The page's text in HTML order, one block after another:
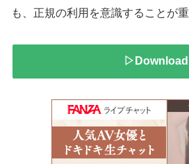
も、正規の利用を意識することが重
▷Download